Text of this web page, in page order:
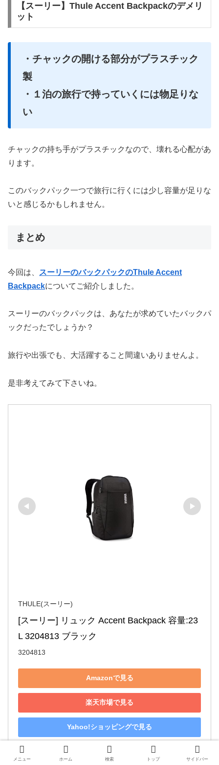
【スーリー】Thule Accent Backpackのデメリ
ット
・チャックの開ける部分がプラスチック
製
・１泊の旅行で持っていくには物足りな
い
チャックの持ち手がプラスチックなので、壊れる心配があ
ります。
このバックパック一つで旅行に行くには少し容量が足りな
いと感じるかもしれません。
まとめ
今回は、
スーリーのバックパックのThule Accent
Backpackについてご紹介しました。
スーリーのバックパックは、あなたが求めていたバックパ
ックだったでしょうか？
旅行や出張でも、大活躍すること間違いありませんよ。
是非考えてみて下さいね。
THULE(スーリー)
[スーリー] リュック Accent Backpack 容量:23
L 3204813 ブラック
3204813
Amazonで見る
楽天市場で見る
Yahoo!ショッピングで見る
メニュー ホーム 検索 トップ サイドバー